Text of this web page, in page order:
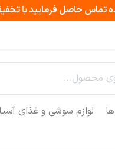
تماس حاصل فرمایید با
لوازم سوشی و غذای